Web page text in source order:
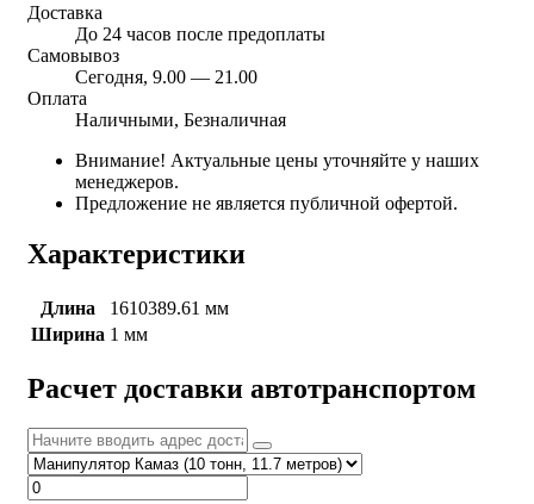
Доставка
До 24 часов после предоплаты
Самовывоз
Сегодня, 9.00 — 21.00
Оплата
Наличными, Безналичная
Внимание! Актуальные цены уточняйте у наших
менеджеров.
Предложение не является публичной офертой.
Характеристики
Длина
1610389.61 мм
Ширина 1 мм
Расчет доставки автотранспортом